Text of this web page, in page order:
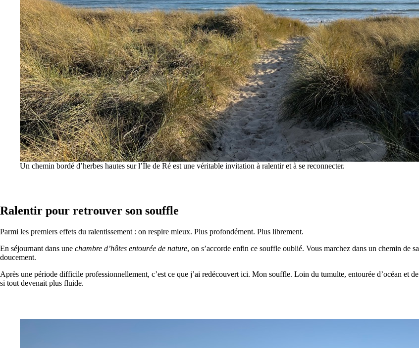
Un chemin bordé d’herbes hautes sur l’Île de Ré est une véritable invitation à ralentir et à se reconnecter.
Ralentir pour retrouver son souffle
Parmi les premiers effets du ralentissement : on respire mieux. Plus profondément. Plus librement.
En séjournant dans une chambre d’hôtes entourée de nature, on s’accorde enfin ce souffle oublié. Vous marchez dans un chemin de
doucement.
Après une période difficile professionnellement, c’est ce que j’ai redécouvert ici. Mon souffle. Loin du tumulte, entourée d’océan et
si tout devenait plus fluide.